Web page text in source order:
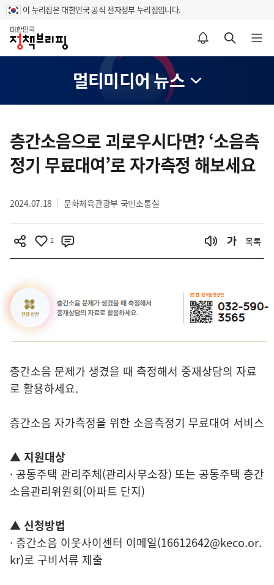
이 누리집은 대한민국 공식 전자정부 누리집입니다.
홈
알림설정 바로가기 검색 바로가기 메뉴 열기
멀티미디어 뉴스
텐
츠
영
층간소음으로 괴로우시다면? ‘소음측
정기 무료대여’로 자가측정 해보세요
2024.07.18 문화체육관광부 국민소통실
2 목록
층간소음 문제가 생겼을 때 측정해서 중재상담의 자료
로 활용하세요.
층간소음 자가측정을 위한 소음측정기 무료대여 서비스
▲ 지원대상
· 공동주택 관리주체(관리사무소장) 또는 공동주택 층간
소음관리위원회(아파트 단지)
▲ 신청방법
· 층간소음 이웃사이센터 이메일(16612642@keco.or.
kr)로 구비서류 제출